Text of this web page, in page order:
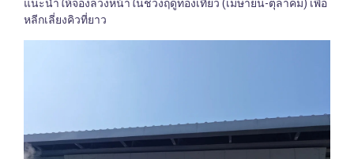
แนะนำให้จองล่วงหน้าในช่วงฤดูท่องเที่ยว (เมษายน-ตุลาคม) เพื่อ
หลีกเลี่ยงคิวที่ยาว